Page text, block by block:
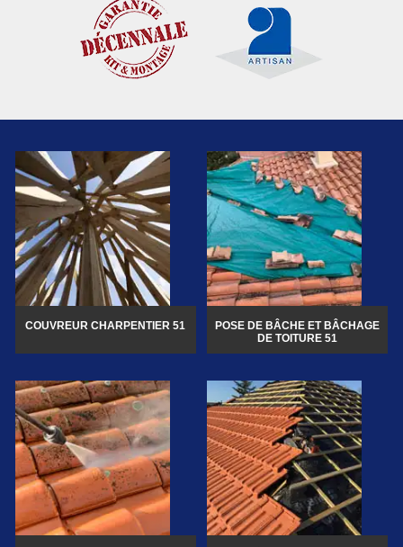
COUVREUR CHARPENTIER 51
POSE DE BÂCHE ET BÂCHAGE
DE TOITURE 51